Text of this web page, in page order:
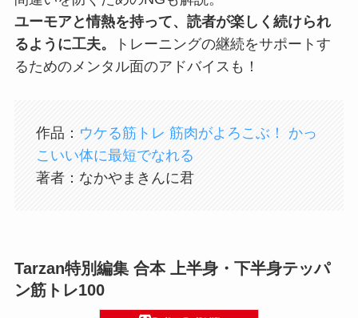
ユーモアと情熱を持って、読者が楽しく続けられ
るように工夫。
トレーニングの継続をサポートす
るためのメンタル面のアドバイスも！
作品： ウケる筋トレ 筋肉がよろこぶ！ かっ
こいい体に最短でなれる
著者：なかやまきんに君
Tarzan特別編集 合本 上半身・下半身テッパ
ン筋トレ100